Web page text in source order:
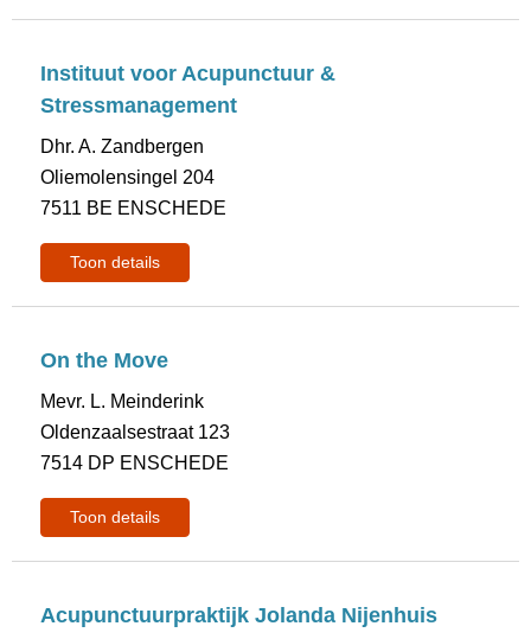
Instituut voor Acupunctuur &
Stressmanagement
Dhr. A. Zandbergen
Oliemolensingel 204
7511 BE ENSCHEDE
Toon details
On the Move
Mevr. L. Meinderink
Oldenzaalsestraat 123
7514 DP ENSCHEDE
Toon details
Acupunctuurpraktijk Jolanda Nijenhuis